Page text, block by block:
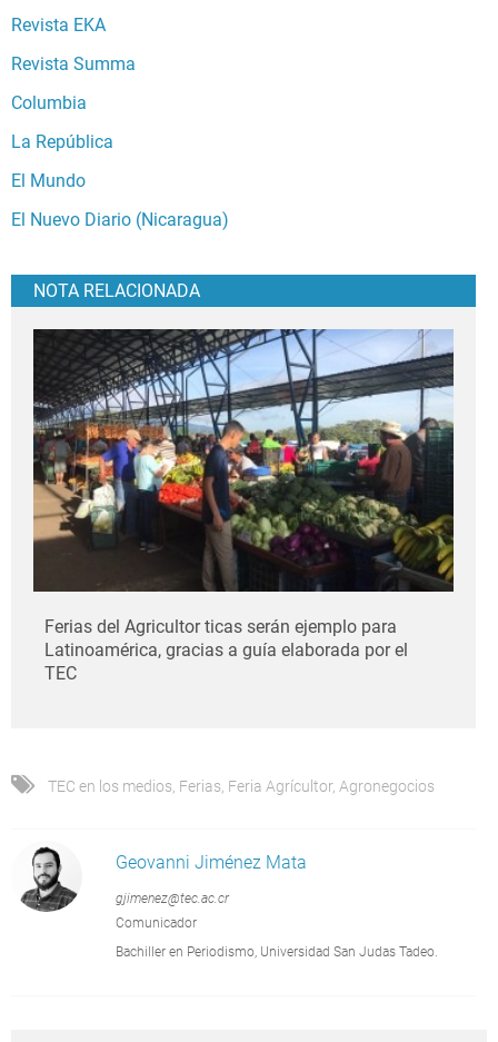
Revista EKA
Revista Summa
Columbia
La República
El Mundo
El Nuevo Diario (Nicaragua)
NOTA RELACIONADA
Ferias del Agricultor ticas serán ejemplo para
Latinoamérica, gracias a guía elaborada por el
TEC
TEC en los medios Ferias Feria Agrícultor, Agronegocios
Geovanni Jiménez Mata
gjimenez@tec.ac.cr
Comunicador
Bachiller en Periodismo, Universidad San Judas Tadeo.